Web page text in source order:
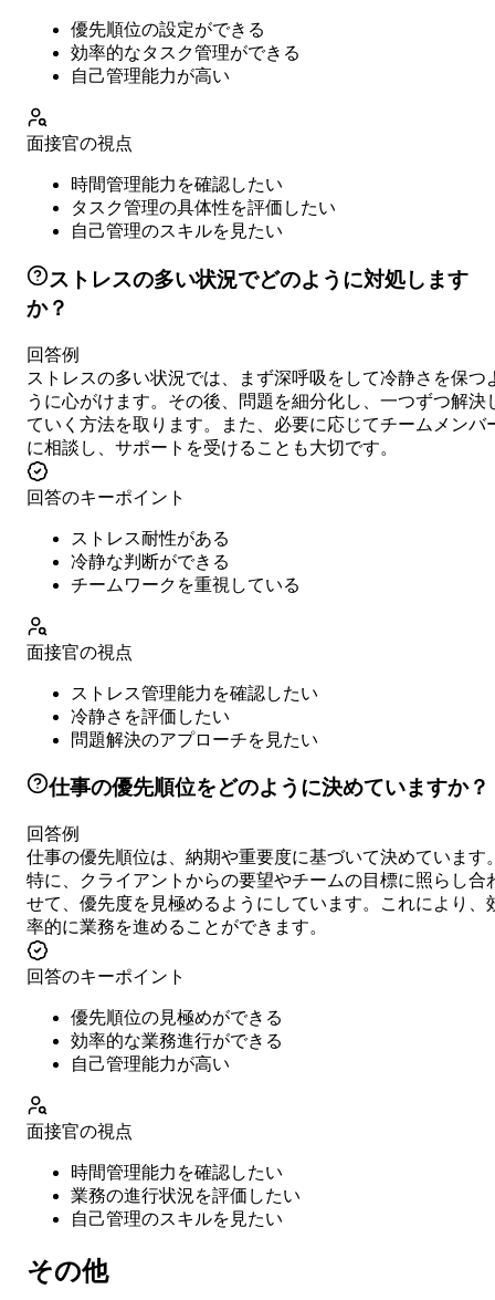
優先順位の設定ができる
効率的なタスク管理ができる
自己管理能力が高い
面接官の視点
時間管理能力を確認したい
タスク管理の具体性を評価したい
自己管理のスキルを見たい
ストレスの多い状況でどのように対処します
か？
回答例
ストレスの多い状況では、まず深呼吸をして冷静さを保つ
うに心がけます。その後、問題を細分化し、一つずつ解決
ていく方法を取ります。また、必要に応じてチームメンバ
に相談し、サポートを受けることも大切です。
回答のキーポイント
ストレス耐性がある
冷静な判断ができる
チームワークを重視している
面接官の視点
ストレス管理能力を確認したい
冷静さを評価したい
問題解決のアプローチを見たい
仕事の優先順位をどのように決めていますか？
回答例
仕事の優先順位は、納期や重要度に基づいて決めています
特に、クライアントからの要望やチームの目標に照らし合
せて、優先度を見極めるようにしています。これにより、
率的に業務を進めることができます。
回答のキーポイント
優先順位の見極めができる
効率的な業務進行ができる
自己管理能力が高い
面接官の視点
時間管理能力を確認したい
業務の進行状況を評価したい
自己管理のスキルを見たい
その他